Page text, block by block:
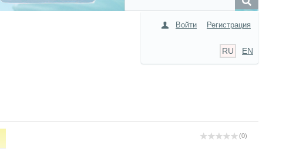
Войти Регистрация
RU EN
(0)